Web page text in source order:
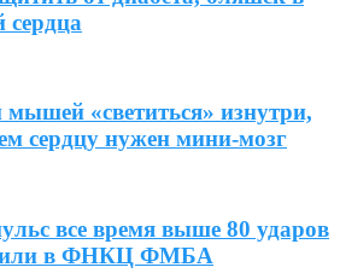
сердца
«светиться» изнутри,
сердцу нужен мини-мозг
все время выше 80 ударов
в ФНКЦ ФМБА